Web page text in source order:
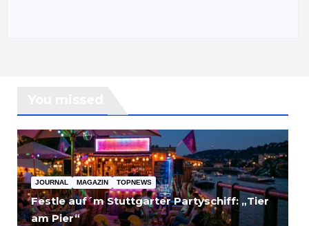
JOURNAL MAGAZIN TOPNEWS
Festle auf´m Stuttgarter Partyschiff: „Tier
am Pier“